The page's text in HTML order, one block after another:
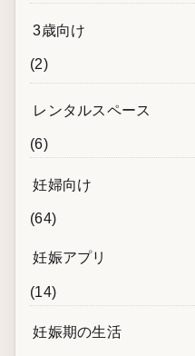
3歳向け
(2)
レンタルスペース
(6)
妊婦向け
(64)
妊娠アプリ
(14)
妊娠期の生活